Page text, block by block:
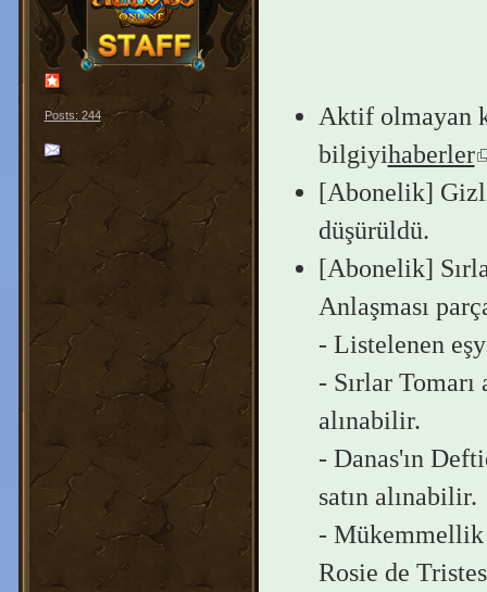
Posts: 244
Aktif olmayan
bilgiyihaberler
[Abonelik]
düşürüldü.
[Abonelik]
Anlaşması
- Listelenen
- Sırlar
alınabilir.
- Danas'ın
satın alınabilir.
- Mükemmellik
Rosie de